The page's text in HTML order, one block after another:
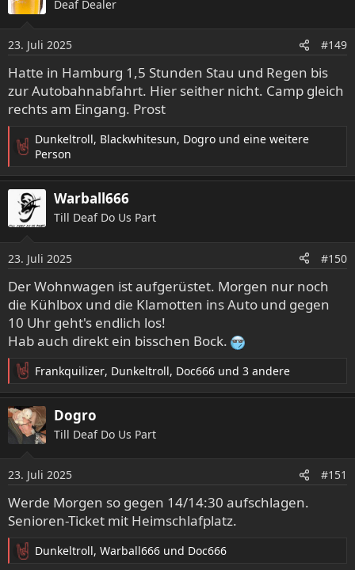
t
n
e
n
:
Deaf Dealer
23. Juli 2025 #149
Hatte in Hamburg 1,5 Stunden Stau und Regen bis
zur Autobahnabfahrt. Hier seither nicht. Camp gleich
rechts am Eingang. Prost
R
a
k
i
o
n
e
n
:
Dunkeltroll, Blackwhitesun, Dogro und eine weitere
Person
Warball666
Till Deaf Do Us Part
23. Juli 2025 #150
Der Wohnwagen ist aufgerüstet. Morgen nur noch
die Kühlbox und die Klamotten ins Auto und gegen
10 Uhr geht's endlich los!
Hab auch direkt ein bisschen Bock.
R
e
a
k
t
n
e
n
:
Frankquilizer, Dunkeltroll, Doc666 und 3 andere
Dogro
Till Deaf Do Us Part
23. Juli 2025 #151
Werde Morgen so gegen 14/14:30 aufschlagen.
Senioren-Ticket mit Heimschlafplatz.
R
Dunkeltroll, Warball666 und Doc666